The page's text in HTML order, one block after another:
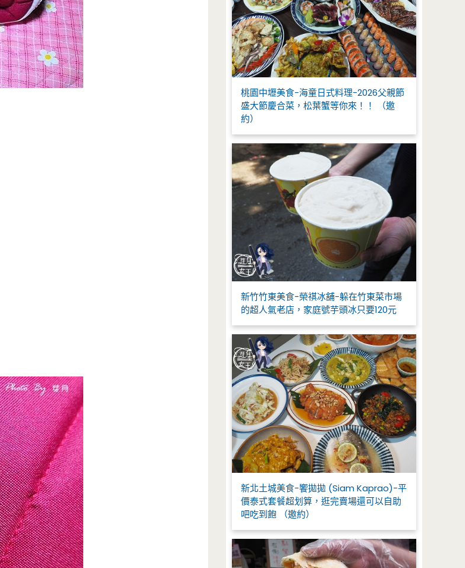
桃園中壢美食-海童日式料理-2026父親節
盛大節慶合菜，松葉蟹等你來！！ （邀
約）
新竹竹東美食-榮祺冰舖-躲在竹東菜市場
的超人氣老店，家庭號芋頭冰只要120元
新北土城美食-饗拋拋 (Siam Kaprao)-平
價泰式套餐超划算，逛完賣場還可以自助
吧吃到飽 （邀約）